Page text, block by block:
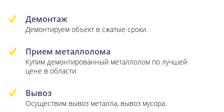
Демонтаж
Демонтируем объект в сжатые сроки.
Прием металлолома
Купим демонтированный металлолом по лучшей
цене в области.
Вывоз
Осуществим вывоз металла, вывоз мусора.